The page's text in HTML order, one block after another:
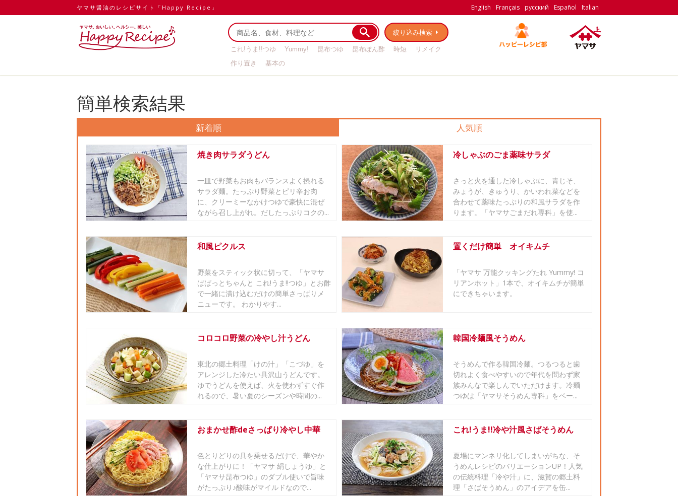
ヤマサ醤油のレシピサイト「Happy Recipe」 English Français русский Español Italian
絞り込み検索
これ!うま!!つゆ Yummy! 昆布つゆ 昆布ぽん酢 時短
リメイク
作り置き
基本の
簡単検索結果
新着順 人気順
焼き肉サラダうどん
一皿で野菜もお肉もバランスよく摂れる
サラダ麺。たっぷり野菜とピリ辛お肉
に、クリーミーなかけつゆで豪快に混ぜ
ながら召し上がれ。だしたっぷりコクの...
冷しゃぶのごま薬味サラダ
さっと火を通した冷しゃぶに、青じそ、
みょうが、きゅうり、かいわれ菜などを
合わせて薬味たっぷりの和風サラダを作
ります。「ヤマサごまだれ専科」を使...
和風ピクルス
野菜をスティック状に切って、「ヤマサ
ぱぱっとちゃんと これ!うま!!つゆ」とお酢
で一緒に漬け込むだけの簡単さっぱりメ
ニューです。 わかりやす...
置くだけ簡単 オイキムチ
「ヤマサ 万能クッキングたれ Yummy! コ
リアンホット」1本で、オイキムチが簡単
にできちゃいます。
コロコロ野菜の冷やし汁うどん
東北の郷土料理「けの汁」「こづゆ」を
アレンジした冷たい具沢山うどんです。
ゆでうどんを使えば、火を使わずすぐ作
れるので、暑い夏のシーズンや時間の...
韓国冷麺風そうめん
そうめんで作る韓国冷麺。つるつると歯
切れよく食べやすいので年代を問わず家
族みんなで楽しんでいただけます。冷麺
つゆは「ヤマサそうめん専科」をベー...
おまかせ酢deさっぱり冷やし中華
色とりどりの具を乗せるだけで、華やか
な仕上がりに！「ヤマサ 絹しょうゆ」と
「ヤマサ昆布つゆ」のダブル使いで旨味
がたっぷり♪酸味がマイルドなので...
これ!うま!!冷や汁風さばそうめん
夏場にマンネリ化してしまいがちな、そ
うめんレシピのバリエーションUP！人気
の伝統料理「冷や汁」に、滋賀の郷土料
理「さばそうめん」のアイデアを缶...